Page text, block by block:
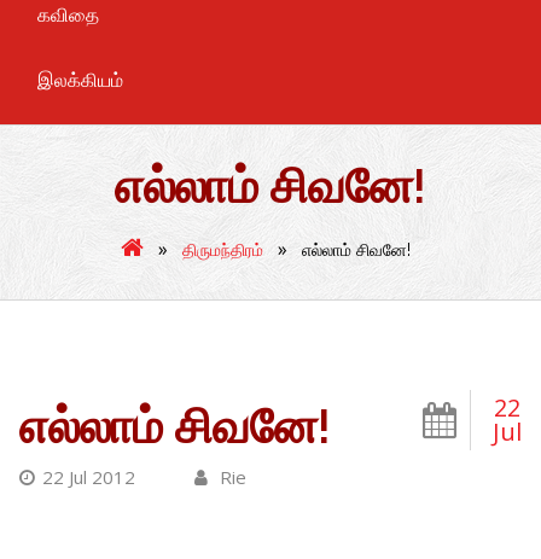
கவிதை
இலக்கியம்
எல்லாம் சிவனே!
» திருமந்திரம் » எல்லாம் சிவனே!
22
Jul
எல்லாம் சிவனே!
22 Jul 2012 Rie